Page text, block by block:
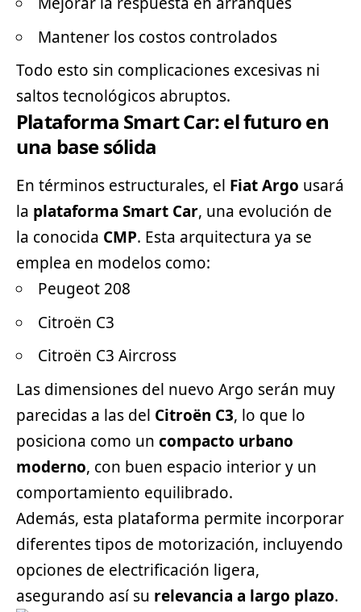
Mantener los costos controlados
Todo esto sin complicaciones excesivas ni
saltos tecnológicos abruptos.
Plataforma Smart Car: el futuro en
una base sólida
En términos estructurales, el Fiat Argo usará
la plataforma Smart Car, una evolución de
la conocida CMP. Esta arquitectura ya se
emplea en modelos como:
Peugeot 208
Citroën C3
Citroën C3 Aircross
Las dimensiones del nuevo Argo serán muy
parecidas a las del Citroën C3, lo que lo
posiciona como un compacto urbano
moderno, con buen espacio interior y un
comportamiento equilibrado.
Además, esta plataforma permite incorporar
diferentes tipos de motorización, incluyendo
opciones de electrificación ligera,
asegurando así su relevancia a largo plazo.